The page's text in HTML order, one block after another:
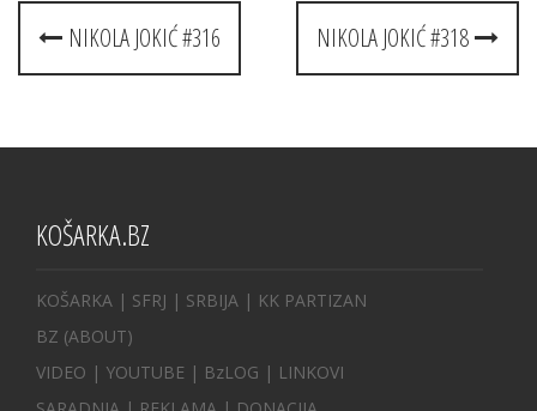
Post
navigation
NIKOLA JOKIĆ #316 NIKOLA JOKIĆ #318
KOŠARKA.BZ
KOŠARKA | SFRJ | SRBIJA | KK PARTIZAN
BZ (ABOUT)
VIDEO | YOUTUBE | BzLOG | LINKOVI